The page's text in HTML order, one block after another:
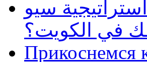
سيو
في الكويت؟
Прикоснемся